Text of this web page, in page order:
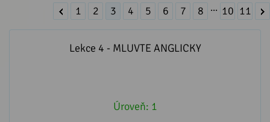
1 2 3 4 5 6 7 8 ... 10 11
Lekce 4 - MLUVTE ANGLICKY
Úroveň: 1